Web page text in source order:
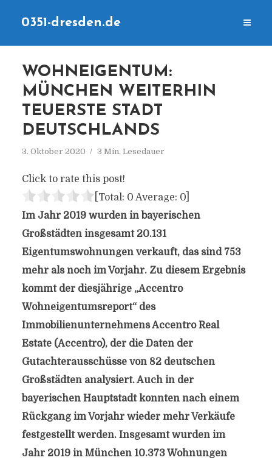
0351-dresden.de
WOHNEIGENTUM:
MÜNCHEN WEITERHIN
TEUERSTE STADT
DEUTSCHLANDS
3. Oktober 2020 3 Min. Lesedauer
Click to rate this post!
[Total: 0 Average: 0]
Im Jahr 2019 wurden in bayerischen
Großstädten insgesamt 20.131
Eigentumswohnungen verkauft, das sind 753
mehr als noch im Vorjahr. Zu diesem Ergebnis
kommt der diesjährige „Accentro
Wohneigentumsreport“ des
Immobilienunternehmens Accentro Real
Estate (Accentro), der die Daten der
Gutachterausschüsse von 82 deutschen
Großstädten analysiert. Auch in der
bayerischen Hauptstadt konnten nach einem
Rückgang im Vorjahr wieder mehr Verkäufe
festgestellt werden. Insgesamt wurden im
Jahr 2019 in München 10.373 Wohnungen